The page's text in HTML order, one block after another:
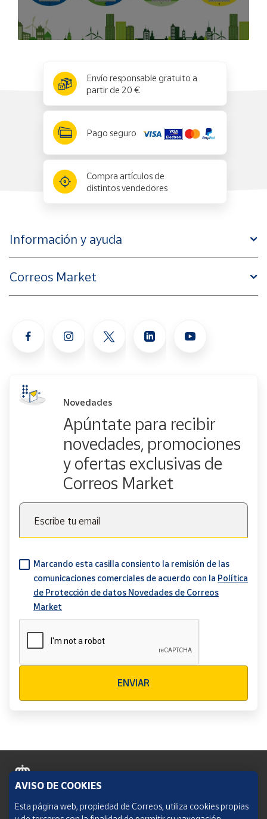
Envío responsable gratuito a
partir de 20 €
Pago seguro
Compra artículos de
distintos vendedores
Información y ayuda
Correos Market
Novedades
Apúntate para recibir
novedades, promociones
y ofertas exclusivas de
Correos Market
Escribe tu email
Marcando esta casilla consiento la remisión de las
comunicaciones comerciales de acuerdo con la Política
de Protección de datos Novedades de Correos
Market
ENVIAR
Política de cookies
AVISO DE COOKIES
Esta página web, propiedad de Correos, utiliza cookies propias